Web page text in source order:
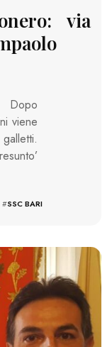
via
Dopo
viene
#SSC BARI